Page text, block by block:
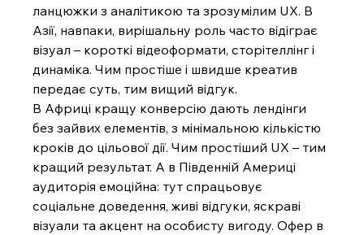
ланцюжки з аналітикою та зрозумілим UX. В
Азії, навпаки, вирішальну роль часто відіграє
візуал – короткі відеоформати, сторітеллінг і
динаміка. Чим простіше і швидше креатив
передає суть, тим вищий відгук.
В Африці кращу конверсію дають лендінги
без зайвих елементів, з мінімальною кількістю
кроків до цільової дії. Чим простіший UX – тим
кращий результат. А в Південній Америці
аудиторія емоційна: тут спрацьовує
соціальне доведення, живі відгуки, яскраві
візуали та акцент на особисту вигоду. Офер в